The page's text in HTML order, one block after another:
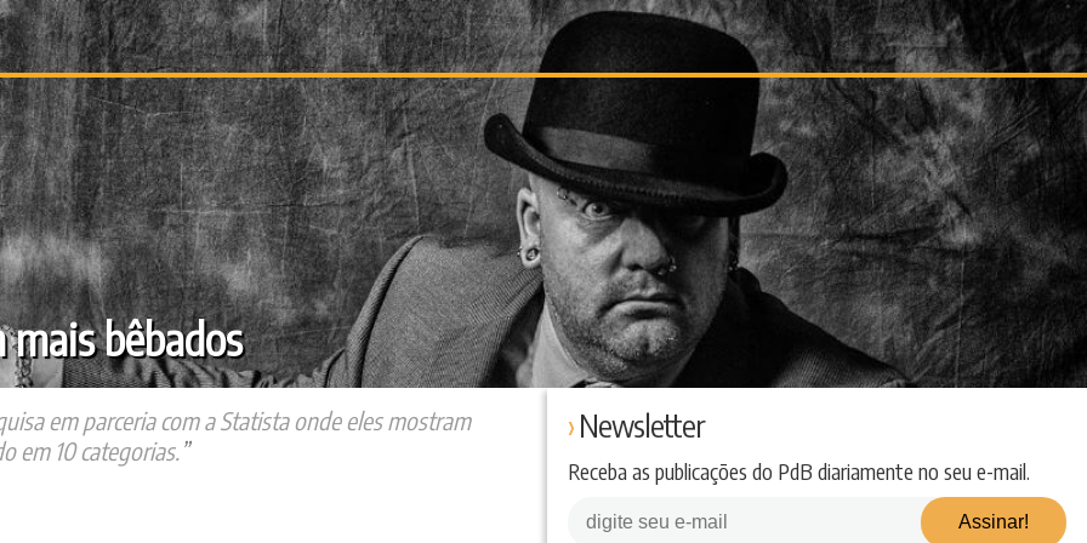
bêbados
em parceria com a Statista onde eles mostram
em 10 categorias.
Newsletter
Receba as publicações do PdB diariamente no seu e-mail.